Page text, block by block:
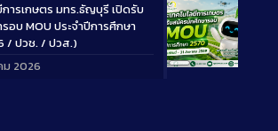
Long
การเกษตร มทร.ธัญบุรี เปิดรับ
อบ MOU ประจำปีการศึกษา
/ ปวช. / ปวส.)
ม 2026